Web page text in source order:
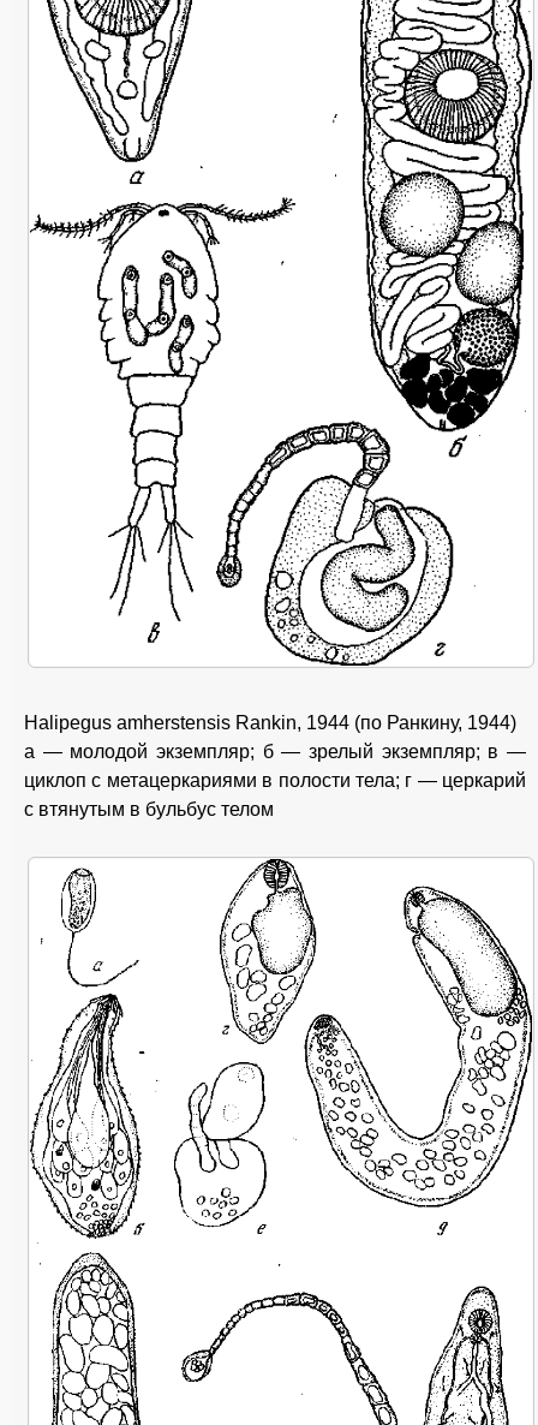
Halipegus amherstensis Rankin, 1944 (по Ранкину, 1944)
a — молодой экземпляр; б — зрелый экземпляр; в —
циклоп с метацеркариями в полости тела; г — церкарий
с втянутым в бульбус телом